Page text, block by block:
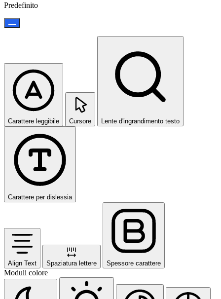
Predefinito
Carattere leggibile Cursore Lente d'ingrandimento testo
Carattere per dislessia
Align Text Spaziatura lettere Spessore carattere
Moduli colore